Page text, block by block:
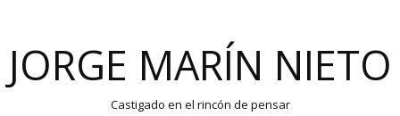
JORGE MARÍN NIETO
Castigado en el rincón de pensar